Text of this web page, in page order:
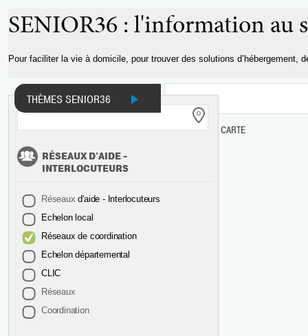
contenu
principal
SENIOR36 : l'information au
Pour faciliter la vie à domicile, pour trouver des solutions d’hébergement,
THÈMES SENIOR36
INFOS ET DOCUMENTS ADRESSES
CARTE
RÉSEAUX D'AIDE -
INTERLOCUTEURS
Réseaux d'aide - Interlocuteurs
Echelon local
Réseaux de coordination
Echelon départemental
CLIC
Réseaux
Coordination